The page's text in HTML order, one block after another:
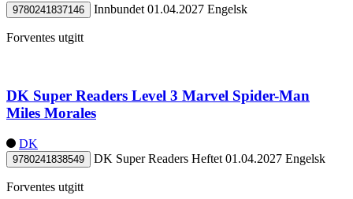
9780241837146 Innbundet 01.04.2027 Engelsk
Forventes utgitt
DK Super Readers Level 3 Marvel Spider-Man
Miles Morales
DK
9780241838549 DK Super Readers Heftet 01.04.2027 Engelsk
Forventes utgitt